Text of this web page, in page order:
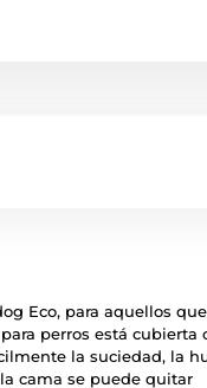
Eco, para aquellos
perros está cubierta
la suciedad, la
cama se puede quitar